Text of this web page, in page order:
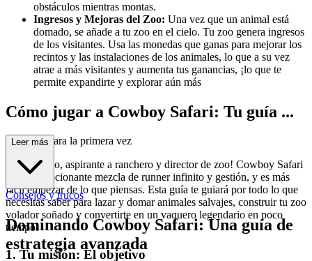
obstáculos mientras montas.
Ingresos y Mejoras del Zoo: Una vez que un animal está
domado, se añade a tu zoo en el cielo. Tu zoo genera ingresos
de los visitantes. Usa las monedas que ganas para mejorar los
recintos y las instalaciones de los animales, lo que a su vez
atrae a más visitantes y aumenta tus ganancias, ¡lo que te
permite expandirte y explorar aún más
Cómo jugar a Cowboy Safari: Tu guía ...
completa para la primera vez
¡Bienvenido, aspirante a ranchero y director de zoo! Cowboy Safari
es una emocionante mezcla de runner infinito y gestión, y es más
fácil empezar de lo que piensas. Esta guía te guiará por todo lo que
necesitas saber para lazar y domar animales salvajes, construir tu zoo
volador soñado y convertirte en un vaquero legendario en poco
tiempo.
1. Tu misión: El objetivo
Leer más
Consejos y trucos
Dominando Cowboy Safari: Una guía de
estrategia avanzada